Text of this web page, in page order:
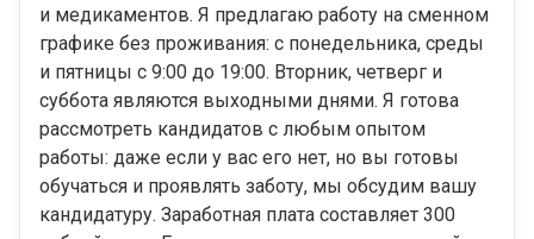
и медикаментов. Я предлагаю работу на сменном
графике без проживания: с понедельника, среды
и пятницы с 9:00 до 19:00. Вторник, четверг и
суббота являются выходными днями. Я готова
рассмотреть кандидатов с любым опытом
работы: даже если у вас его нет, но вы готовы
обучаться и проявлять заботу, мы обсудим вашу
кандидатуру. Заработная плата составляет 300